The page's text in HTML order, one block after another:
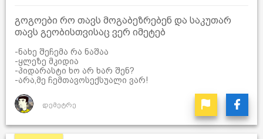
გოგოები რო თავს მოგაბეზრებენ და საკუთარ
თავს გეობისთვისაც ვერ იმეტებ
-ნახე შეჩემა რა ნაშაა
-ყლეზე მკიდია
-პიდარასტი ხო არ ხარ შენ?
-არა,მე ჩემთავოსექსუალი ვარ!
დემეტრე